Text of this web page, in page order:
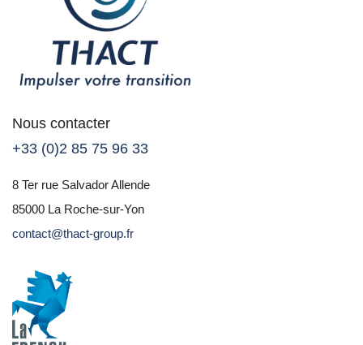
Nous contacter
+33 (0)2 85 75 96 33
8 Ter rue Salvador Allende
85000 La Roche-sur-Yon
contact@thact-group.fr